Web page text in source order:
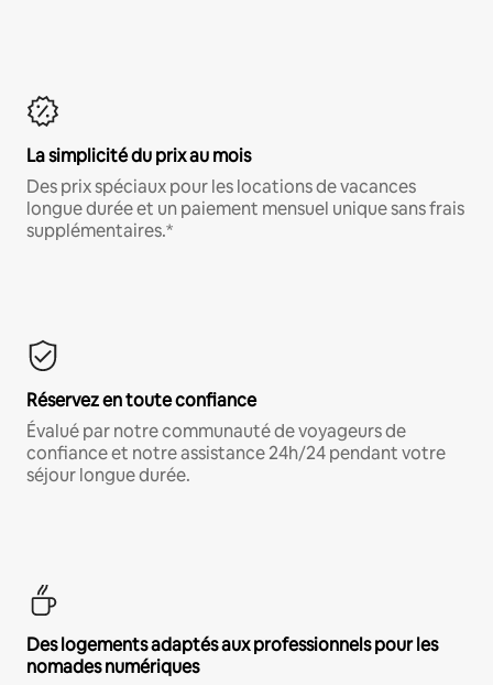
La simplicité du prix au mois
Des prix spéciaux pour les locations de vacances
longue durée et un paiement mensuel unique sans frais
supplémentaires.*
Réservez en toute confiance
Évalué par notre communauté de voyageurs de
confiance et notre assistance 24h/24 pendant votre
séjour longue durée.
Des logements adaptés aux professionnels pour les
nomades numériques